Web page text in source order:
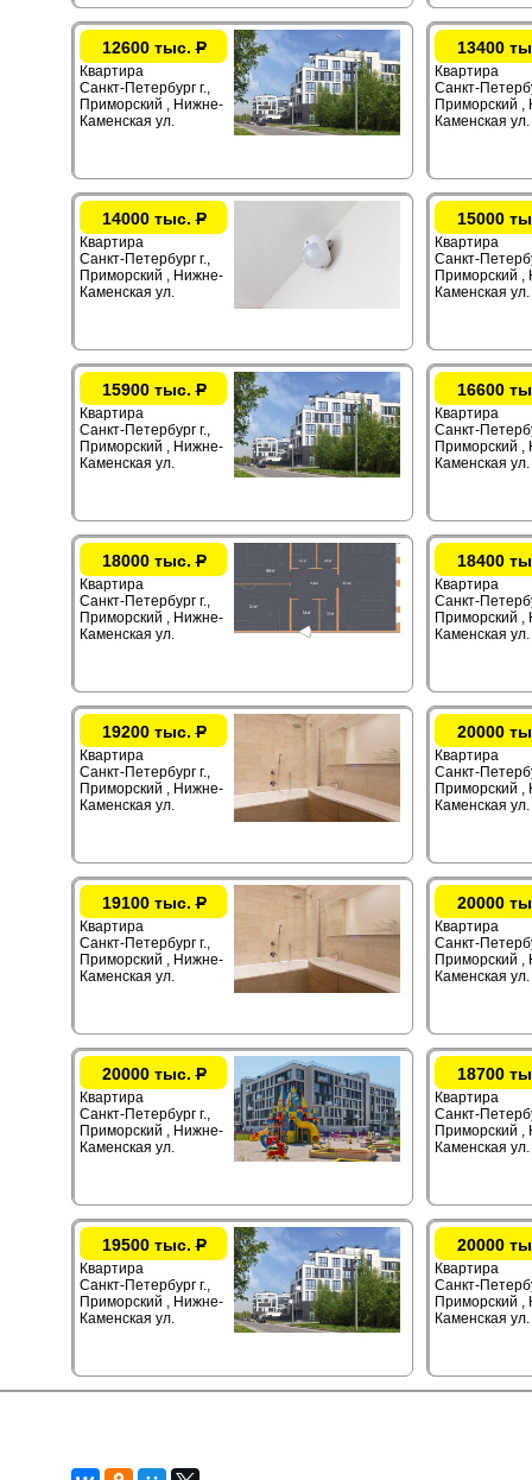
12600 тыс.Р
Квартира
Санкт-Петербург г.,
Приморский , Нижне-
Каменская ул.
13400
Квартира
Санкт-
Приморский ,
Каменская ул.
14000 тыс.Р
Квартира
Санкт-Петербург г.,
Приморский , Нижне-
Каменская ул.
15000
Квартира
Санкт-
Приморский ,
Каменская ул.
15900 тыс.Р
Квартира
Санкт-Петербург г.,
Приморский , Нижне-
Каменская ул.
16600
Квартира
Санкт-
Приморский ,
Каменская ул.
18000 тыс.Р
Квартира
Санкт-Петербург г.,
Приморский , Нижне-
Каменская ул.
18400
Квартира
Санкт-
Приморский ,
Каменская ул.
19200 тыс.Р
Квартира
Санкт-Петербург г.,
Приморский , Нижне-
Каменская ул.
20000
Квартира
Санкт-
Приморский ,
Каменская ул.
19100 тыс.Р
Квартира
Санкт-Петербург г.,
Приморский , Нижне-
Каменская ул.
20000
Квартира
Санкт-
Приморский ,
Каменская ул.
20000 тыс.Р
Квартира
Санкт-Петербург г.,
Приморский , Нижне-
Каменская ул.
18700
Квартира
Санкт-
Приморский ,
Каменская ул.
19500 тыс.Р
Квартира
Санкт-Петербург г.,
Приморский , Нижне-
Каменская ул.
20000
Квартира
Санкт-
Приморский ,
Каменская ул.